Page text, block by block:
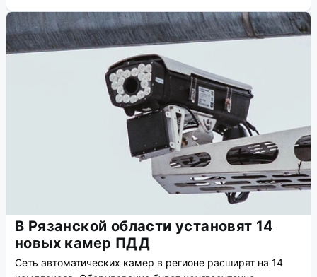
В Рязанской области установят 14
новых камер ПДД
Сеть автоматических камер в регионе расширят на 14